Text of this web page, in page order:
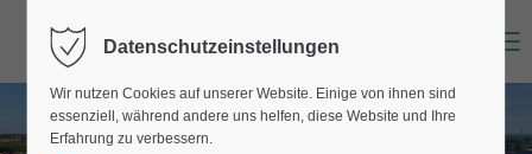
Datenschutzeinstellungen
Wir nutzen Cookies auf unserer Website. Einige von ihnen sind
essenziell, während andere uns helfen, diese Website und Ihre
Erfahrung zu verbessern.